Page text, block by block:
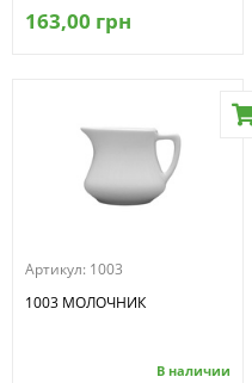
163,00 грн
Артикул: 1003
1003 МОЛОЧНИК
В наличии